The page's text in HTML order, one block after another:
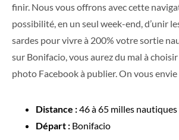
finir. Nous vous offrons avec cette
possibilité, en un seul week-end, d’unir
sardes pour vivre à 200% votre sortie
sur Bonifacio, vous aurez du mal à
photo Facebook à publier. On vous envie
Distance :46 à 65 milles
Départ : Bonifacio